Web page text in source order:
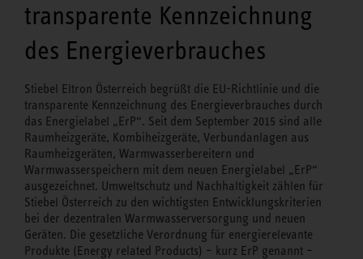
transparente Kennzeichnung
des Energieverbrauches
Stiebel Eltron Österreich begrüßt die EU-Richtlinie und die
transparente Kennzeichnung des Energieverbrauches durch
das Energielabel „ErP“. Seit dem September 2015 sind alle
Raumheizgeräte, Kombiheizgeräte, Verbundanlagen aus
Raumheizgeräten, Warmwasserbereitern und
Warmwasserspeichern mit dem neuen Energielabel „ErP“
ausgezeichnet. Umweltschutz und Nachhaltigkeit zählen für
Stiebel Österreich zu den wichtigsten Entwicklungskriterien
bei der dezentralen Warmwasserversorgung und neuen
Geräten. Die gesetzliche Verordnung für energierelevante
Produkte (Energy related Products) – kurz ErP genannt –